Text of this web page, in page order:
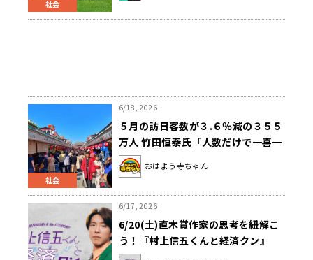
社会
社会
6/18, 2026
５月の訪日客数が３.６％減の３５５
万人 竹田恒泰氏「人数だけで一喜一
憂するんじゃなくて……」
おはよう寺ちゃん
6/17, 2026
6/20(土)直木賞作家の思考を紐解こ
う！『村上信五くんと経済クン』